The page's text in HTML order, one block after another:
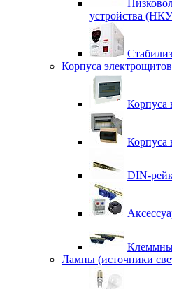
устройства
Корпуса
Корпуса
Корпуса
DIN-
Лампы (источники